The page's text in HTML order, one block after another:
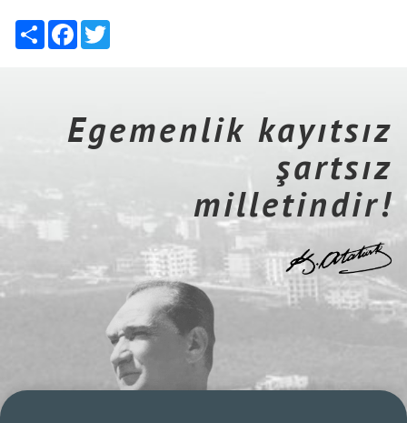
Share Facebook
Egemenlik kayıtsız
şartsız
milletindir!